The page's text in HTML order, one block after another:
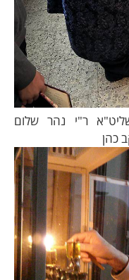
ר"י נהר שלום